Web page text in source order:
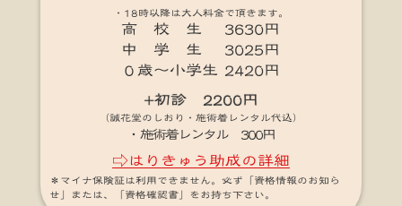
・18時以降は大人料金で頂きます。
高 校 生 3630円
中 学 生 3025円
０歳～小学生 2420円
+初診 2200円
（誠花堂のしおり・施術着レンタル代込）
・施術着レンタル 300円
⇨はりきゅう助成の詳細
＊マイナ保険証は利用できません。必ず「資格情報のお知ら
せ」または、「資格確認書」をお持ち下さい。